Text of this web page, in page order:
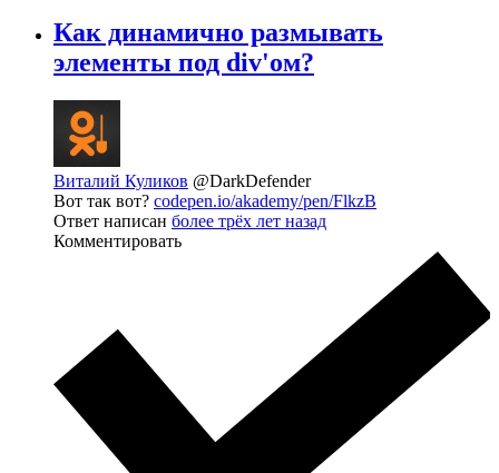
Как динамично размывать
элементы под div'ом?
Виталий Куликов @DarkDefender
Вот так вот? codepen.io/akademy/pen/FlkzB
Ответ написан более трёх лет назад
Комментировать